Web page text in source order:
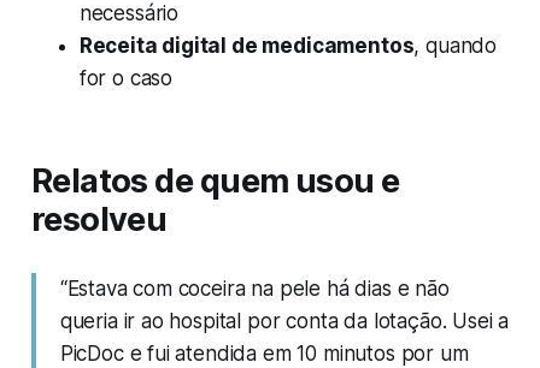
necessário
Receita digital de medicamentos, quando
for o caso
Relatos de quem usou e
resolveu
“Estava com coceira na pele há dias e não
queria ir ao hospital por conta da lotação. Usei a
PicDoc e fui atendida em 10 minutos por um